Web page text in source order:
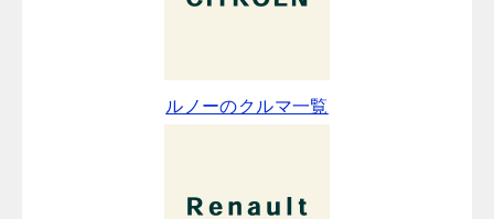
ルノーのクルマ一覧